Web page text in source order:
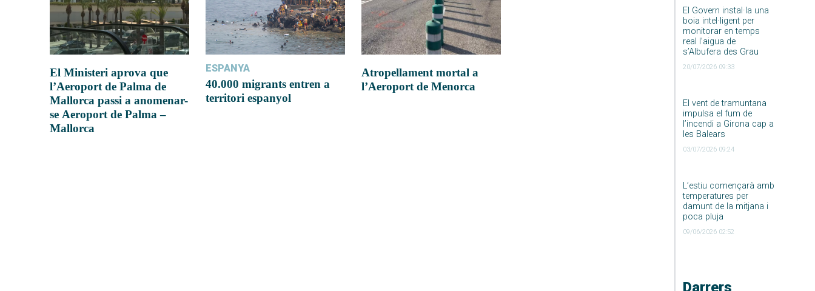
El Govern instal·la una
boia intel·ligent per
monitorar en temps
real l’aigua de
s’Albufera des Grau
20/07/2026 09:33
El vent de tramuntana
impulsa el fum de
l’incendi a Girona cap a
les Balears
03/07/2026 09:24
L’estiu començarà amb
temperatures per
damunt de la mitjana i
poca pluja
09/06/2026 02:52
Darrers
El Ministeri aprova que
l’Aeroport de Palma de
Mallorca passi a anomenar-
se Aeroport de Palma –
Mallorca
ESPANYA
40.000 migrants entren a
territori espanyol
Atropellament mortal a
l’Aeroport de Menorca